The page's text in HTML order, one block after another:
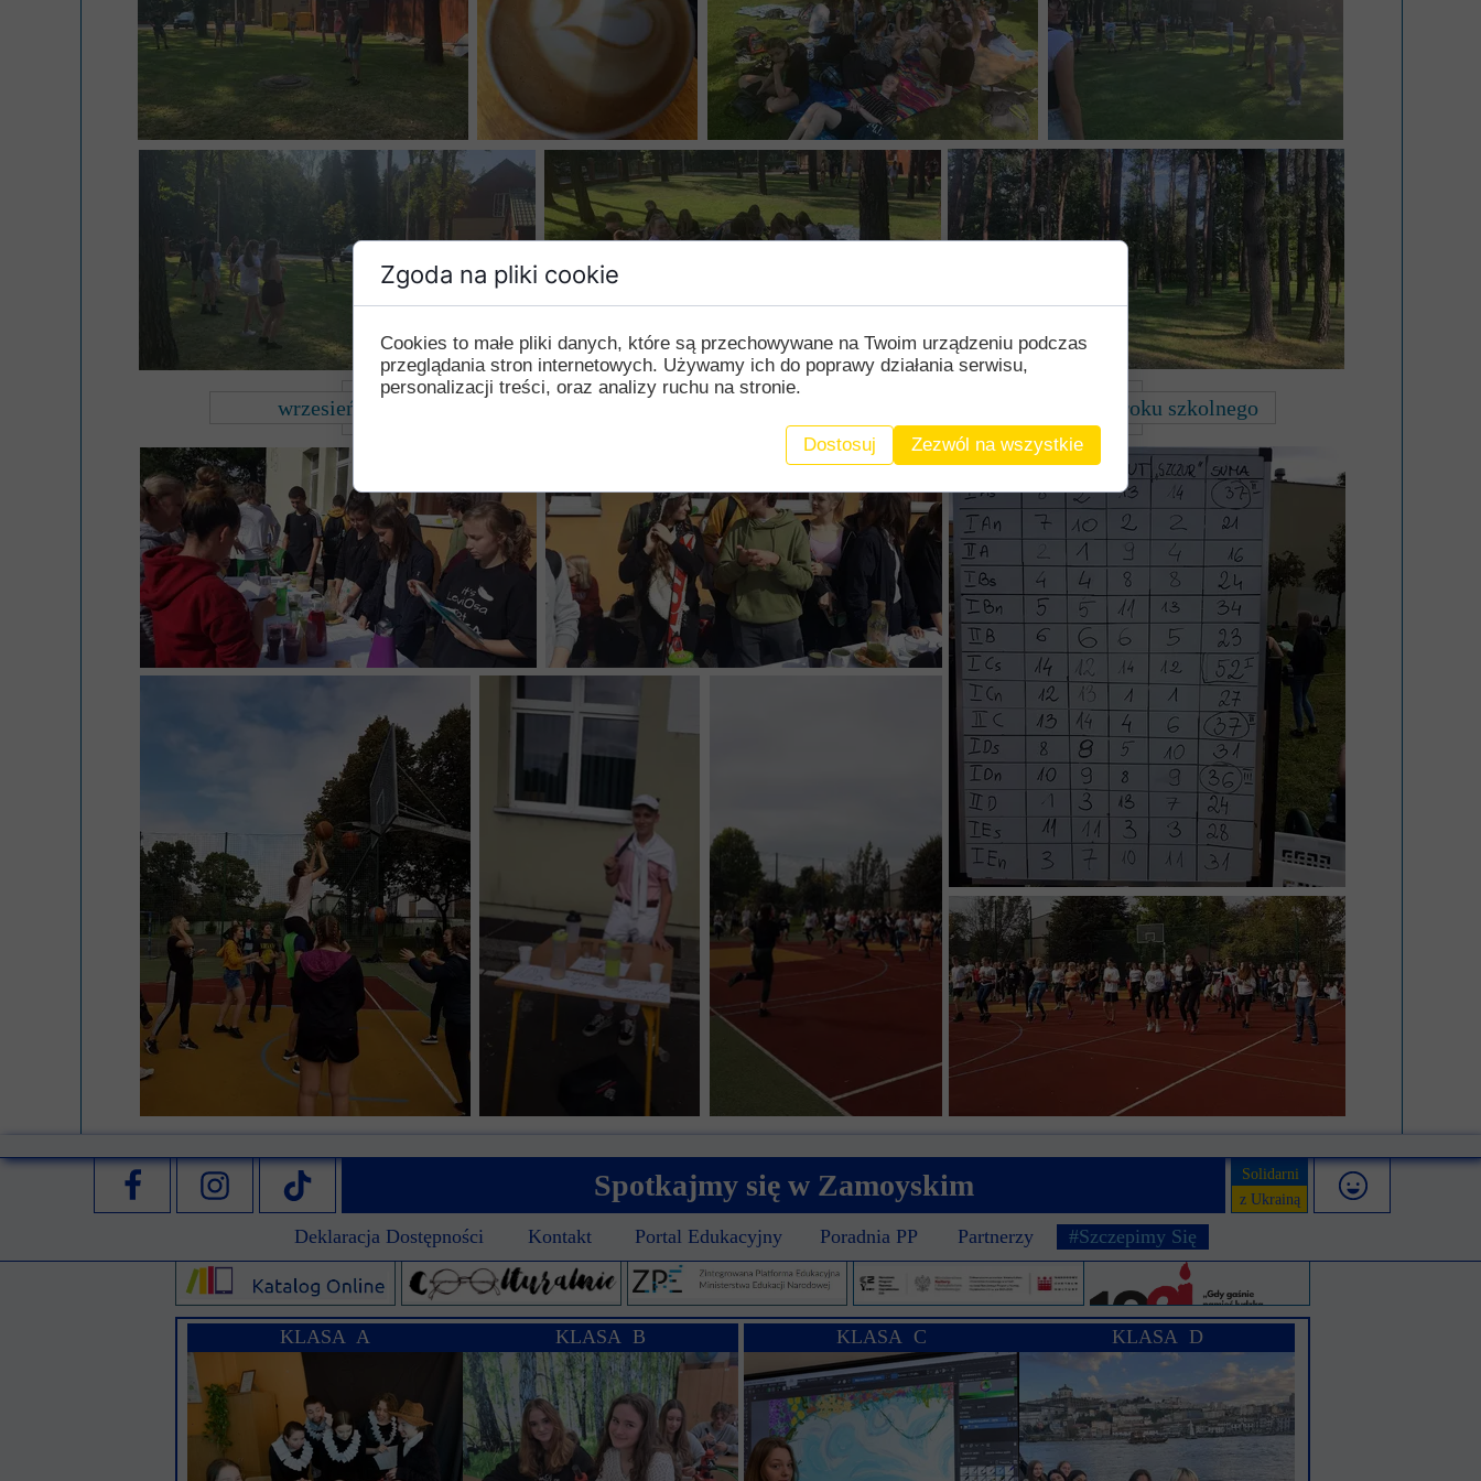
wrzesień 2019 kalendarz roku szkolnego
Przerwy szkolne
Solidarni
z Ukrainą
KLASA D
KLASA C
KLASA B
KLASA A
Deklaracja Dostępności #Szczepimy Się
Partnerzy
Poradnia PP
Portal Edukacyjny
Kontakt
Spotkajmy się w Zamoyskim
Zgoda na pliki cookie
Cookies to małe pliki danych, które są przechowywane na Twoim urządzeniu podczas
przeglądania stron internetowych. Używamy ich do poprawy działania serwisu,
personalizacji treści, oraz analizy ruchu na stronie.
Dostosuj Zezwól na wszystkie